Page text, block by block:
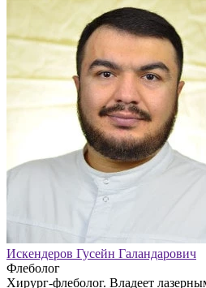
Искендеров Гусейн Галандарович
Флеболог
Хирург-флеболог. Владеет